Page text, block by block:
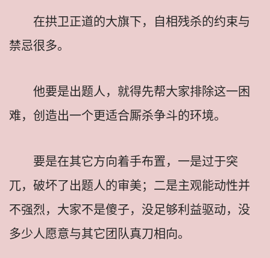
在拱卫正道的大旗下，自相残杀的约束与
禁忌很多。
他要是出题人，就得先帮大家排除这一困
难，创造出一个更适合厮杀争斗的环境。
要是在其它方向着手布置，一是过于突
兀，破坏了出题人的审美；二是主观能动性并
不强烈，大家不是傻子，没足够利益驱动，没
多少人愿意与其它团队真刀相向。